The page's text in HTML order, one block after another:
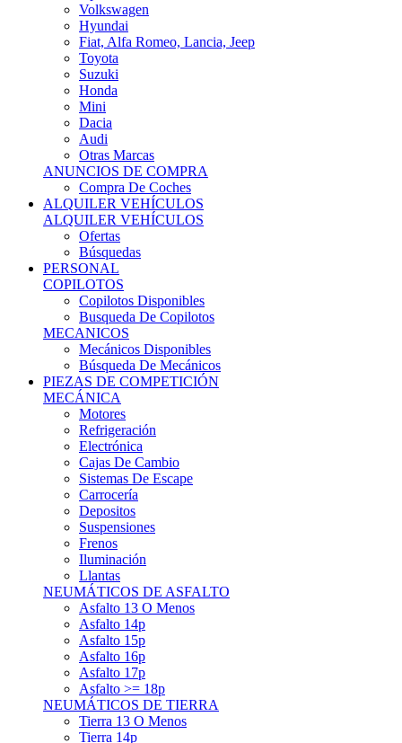
Hyundai
Fiat, Alfa Romeo, Lancia, Jeep
Toyota
Suzuki
Honda
Mini
Dacia
Audi
Otras Marcas
ANUNCIOS DE COMPRA
Compra De Coches
ALQUILER VEHÍCULOS
ALQUILER VEHÍCULOS
Ofertas
Búsquedas
PERSONAL
COPILOTOS
Copilotos Disponibles
Busqueda De Copilotos
MECANICOS
Mecánicos Disponibles
Búsqueda De Mecánicos
PIEZAS DE COMPETICIÓN
MECÁNICA
Motores
Refrigeración
Electrónica
Cajas De Cambio
Sistemas De Escape
Carrocería
Depositos
Suspensiones
Frenos
Iluminación
Llantas
NEUMÁTICOS DE ASFALTO
Asfalto 13 O Menos
Asfalto 14p
Asfalto 15p
Asfalto 16p
Asfalto 17p
Asfalto >= 18p
NEUMÁTICOS DE TIERRA
Tierra 13 O Menos
Tierra 14p
Tierra >= 15p